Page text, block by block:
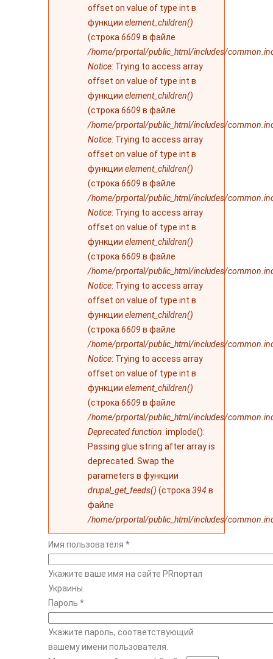
offset on value of type int в
функции element_children()
(строка 6609 в файле
/home/prportal/public_html/includes/
Notice: Trying to access array
offset on value of type int в
функции element_children()
(строка 6609 в файле
/home/prportal/public_html/includes/
Notice: Trying to access array
offset on value of type int в
функции element_children()
(строка 6609 в файле
/home/prportal/public_html/includes/
Notice: Trying to access array
offset on value of type int в
функции element_children()
(строка 6609 в файле
/home/prportal/public_html/includes/
Notice: Trying to access array
offset on value of type int в
функции element_children()
(строка 6609 в файле
/home/prportal/public_html/includes/
Notice: Trying to access array
offset on value of type int в
функции element_children()
(строка 6609 в файле
/home/prportal/public_html/includes/
Deprecated function: implode():
Passing glue string after array is
deprecated. Swap the
parameters в функции
drupal_get_feeds() (строка 394в
файле
/home/prportal/public_html/includes/
Имя пользователя *
Укажите ваше имя на сайте PRпортал
Украины.
Пароль *
Укажите пароль, соответствующий
вашему имени пользователя.